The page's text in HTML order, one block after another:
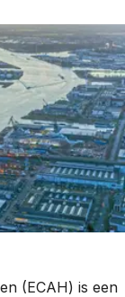
(ECAH) is een